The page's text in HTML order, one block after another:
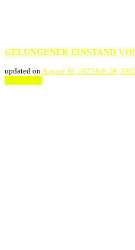
GELUNGENER EINSTAND
updated on August 18, 2025Juli 26,